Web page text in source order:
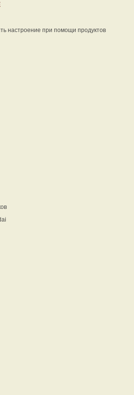
настроение при помощи продуктов